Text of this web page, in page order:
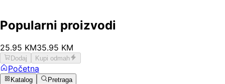
Popularni proizvodi
25.95 KM35.95 KM
Dodaj Kupi odmah
Početna
Katalog Pretraga